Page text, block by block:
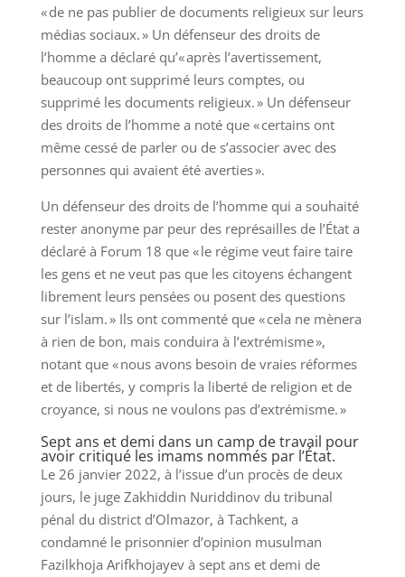
« de ne pas publier de documents religieux sur leurs
médias sociaux. » Un défenseur des droits de
l’homme a déclaré qu’« après l’avertissement,
beaucoup ont supprimé leurs comptes, ou
supprimé les documents religieux. » Un défenseur
des droits de l’homme a noté que « certains ont
même cessé de parler ou de s’associer avec des
personnes qui avaient été averties ».
Un défenseur des droits de l’homme qui a souhaité
rester anonyme par peur des représailles de l’État a
déclaré à Forum 18 que « le régime veut faire taire
les gens et ne veut pas que les citoyens échangent
librement leurs pensées ou posent des questions
sur l’islam. » Ils ont commenté que « cela ne mènera
à rien de bon, mais conduira à l’extrémisme »,
notant que « nous avons besoin de vraies réformes
et de libertés, y compris la liberté de religion et de
croyance, si nous ne voulons pas d’extrémisme. »
Sept ans et demi dans un camp de travail pour
avoir critiqué les imams nommés par l’État.
Le 26 janvier 2022, à l’issue d’un procès de deux
jours, le juge Zakhiddin Nuriddinov du tribunal
pénal du district d’Olmazor, à Tachkent, a
condamné le prisonnier d’opinion musulman
Fazilkhoja Arifkhojayev à sept ans et demi de